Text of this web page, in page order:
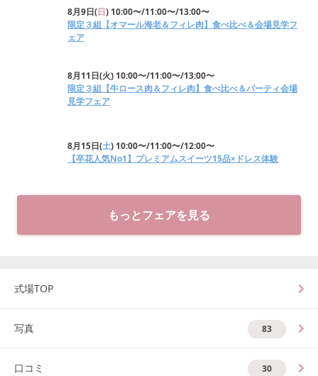
8月9日(日) 10:00〜/11:00〜/13:00〜
限定３組【オマール海老＆フィレ肉】食べ比べ＆会場見学フ
ェア
8月11日(火) 10:00〜/11:00〜/13:00〜
限定３組【牛ロース肉＆フィレ肉】食べ比べ＆パーティ会場
見学フェア
8月15日(土) 10:00〜/11:00〜/12:00〜
【卒花人気No1】プレミアムスイーツ15品×ドレス体験
もっとフェアを見る
式場TOP
写真 83
口コミ 30